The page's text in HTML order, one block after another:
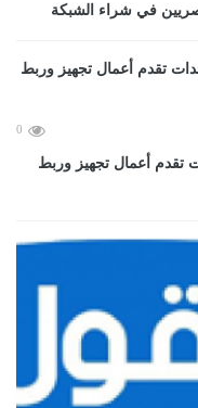
في شراء الشبكة
0
تقدم أعمال تجهيز وربط